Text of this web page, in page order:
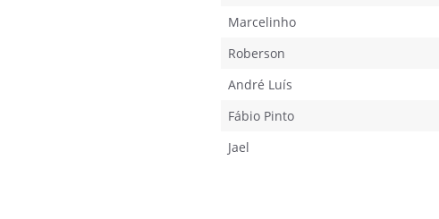
Marcelinho
Roberson
André Luís
Fábio Pinto
Jael